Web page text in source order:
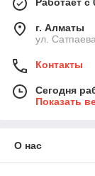
г. Алматы
ул.
Контакты
Сегодня
Показать
О нас